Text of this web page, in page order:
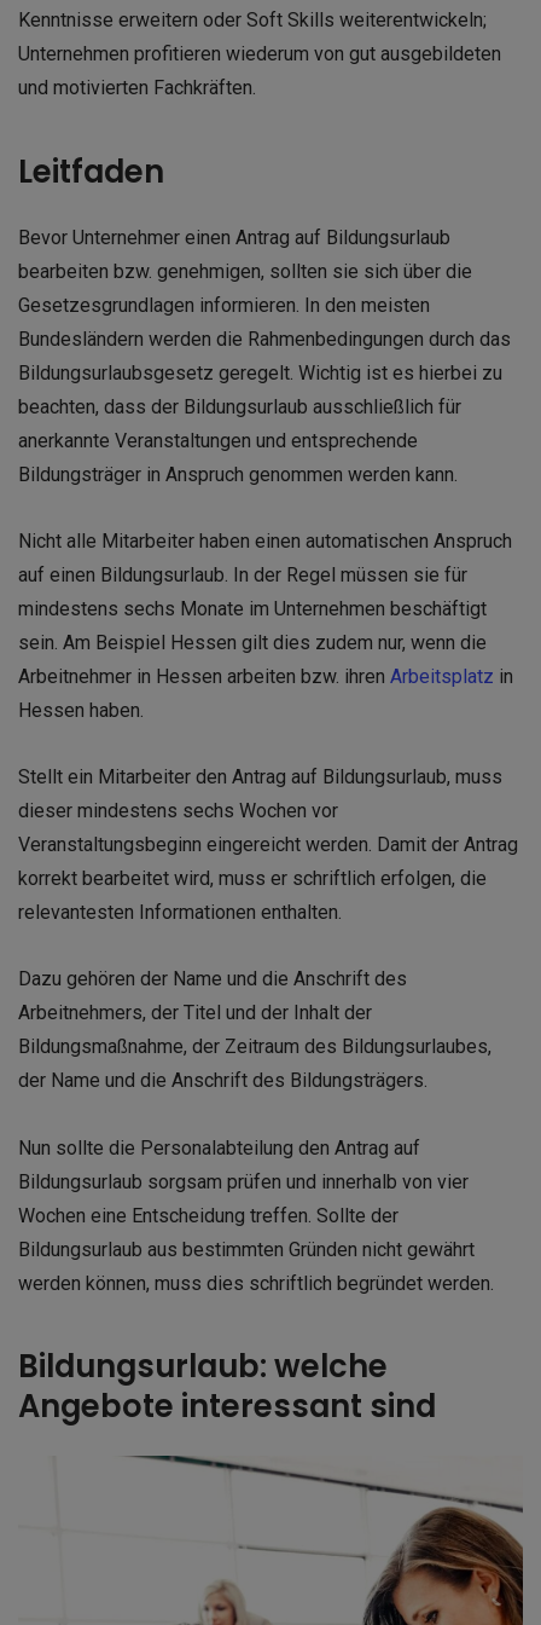
Kenntnisse erweitern oder Soft Skills weiterentwickeln;
Unternehmen profitieren wiederum von gut ausgebildeten
und motivierten Fachkräften.
Leitfaden
Bevor Unternehmer einen Antrag auf Bildungsurlaub
bearbeiten bzw. genehmigen, sollten sie sich über die
Gesetzesgrundlagen informieren. In den meisten
Bundesländern werden die Rahmenbedingungen durch das
Bildungsurlaubsgesetz geregelt. Wichtig ist es hierbei zu
beachten, dass der Bildungsurlaub ausschließlich für
anerkannte Veranstaltungen und entsprechende
Bildungsträger in Anspruch genommen werden kann.
Nicht alle Mitarbeiter haben einen automatischen Anspruch
auf einen Bildungsurlaub. In der Regel müssen sie für
mindestens sechs Monate im Unternehmen beschäftigt
sein. Am Beispiel Hessen gilt dies zudem nur, wenn die
Arbeitnehmer in Hessen arbeiten bzw. ihren Arbeitsplatz in
Hessen haben.
Stellt ein Mitarbeiter den Antrag auf Bildungsurlaub, muss
dieser mindestens sechs Wochen vor
Veranstaltungsbeginn eingereicht werden. Damit der Antrag
korrekt bearbeitet wird, muss er schriftlich erfolgen, die
relevantesten Informationen enthalten.
Dazu gehören der Name und die Anschrift des
Arbeitnehmers, der Titel und der Inhalt der
Bildungsmaßnahme, der Zeitraum des Bildungsurlaubes,
der Name und die Anschrift des Bildungsträgers.
Nun sollte die Personalabteilung den Antrag auf
Bildungsurlaub sorgsam prüfen und innerhalb von vier
Wochen eine Entscheidung treffen. Sollte der
Bildungsurlaub aus bestimmten Gründen nicht gewährt
werden können, muss dies schriftlich begründet werden.
Bildungsurlaub: welche
Angebote interessant sind